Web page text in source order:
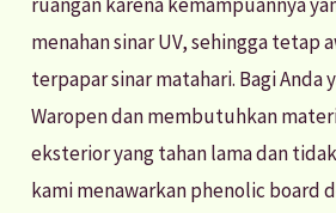
ruangan karena kemampuannya
menahan sinar UV, sehingga tetap
terpapar sinar matahari. Bagi Anda
Waropen dan membutuhkan
eksterior yang tahan lama dan
kami menawarkan phenolic board